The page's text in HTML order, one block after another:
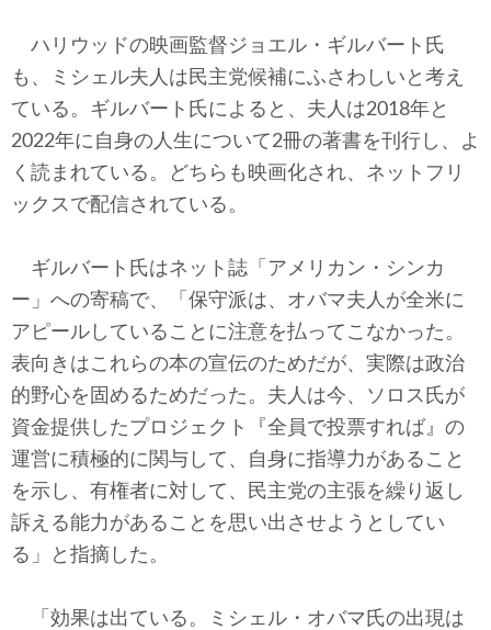
ハリウッドの映画監督ジョエル・ギルバート氏
も、ミシェル夫人は民主党候補にふさわしいと考え
ている。ギルバート氏によると、夫人は2018年と
2022年に自身の人生について2冊の著書を刊行し、よ
く読まれている。どちらも映画化され、ネットフリ
ックスで配信されている。
ギルバート氏はネット誌「アメリカン・シンカ
ー」への寄稿で、「保守派は、オバマ夫人が全米に
アピールしていることに注意を払ってこなかった。
表向きはこれらの本の宣伝のためだが、実際は政治
的野心を固めるためだった。夫人は今、ソロス氏が
資金提供したプロジェクト『全員で投票すれば』の
運営に積極的に関与して、自身に指導力があること
を示し、有権者に対して、民主党の主張を繰り返し
訴える能力があることを思い出させようとしてい
る」と指摘した。
「効果は出ている。ミシェル・オバマ氏の出現は